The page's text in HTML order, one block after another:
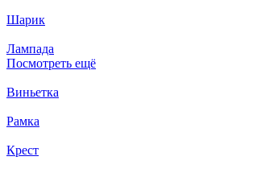
Шарик
Лампада
Посмотреть ещё
Виньетка
Рамка
Крест